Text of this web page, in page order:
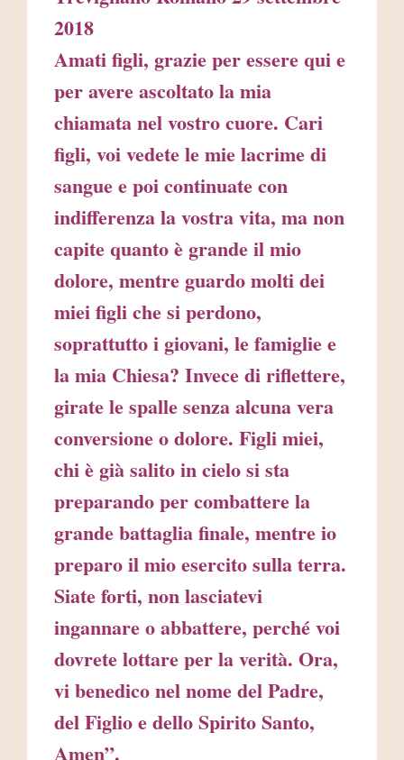
2018
Amati figli, grazie per essere qui e
per avere ascoltato la mia
chiamata nel vostro cuore. Cari
figli, voi vedete le mie lacrime di
sangue e poi continuate con
indifferenza la vostra vita, ma non
capite quanto è grande il mio
dolore, mentre guardo molti dei
miei figli che si perdono,
soprattutto i giovani, le famiglie e
la mia Chiesa? Invece di riflettere,
girate le spalle senza alcuna vera
conversione o dolore. Figli miei,
chi è già salito in cielo si sta
preparando per combattere la
grande battaglia finale, mentre io
preparo il mio esercito sulla terra.
Siate forti, non lasciatevi
ingannare o abbattere, perché voi
dovrete lottare per la verità. Ora,
vi benedico nel nome del Padre,
del Figlio e dello Spirito Santo,
Amen”.